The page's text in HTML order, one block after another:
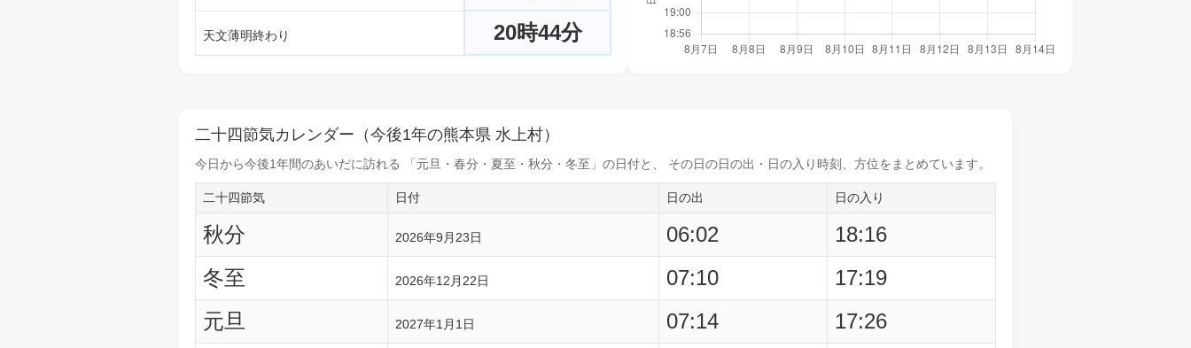
天文薄明終わり 20時44分
二十四節気カレンダー（今後1年の熊本県 水上村）
今日から今後1年間のあいだに訪れる 「元旦・春分・夏至・秋分・冬至」の日付と、 その日の日の出・日の入り時刻 、方位をまとめています。
二十四節気 日付 日の出 日の入り
秋分 2026年9月23日 06:02
18:16
冬至
2026年12月22日 07:10
17:19
元旦
2027年1月1日 07:14
17:26